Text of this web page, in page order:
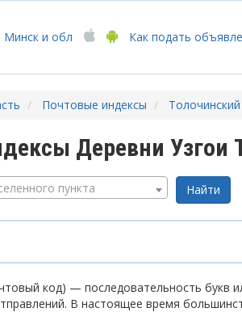
Минск и обл Как подать
Почтовые индексы
Деревни Узгои
пункта
код) — последовательность букв
В настоящее время